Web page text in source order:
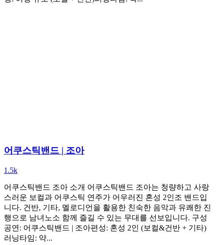
어쿠스틱밴드 | 조아
1.5k
어쿠스틱밴드 조아 소개 어쿠스틱밴드 조아는 청량하고 사랑
스러운 보컬과 어쿠스틱 연주가 어우러진 혼성 2인조 밴드입
니다. 건반, 기타, 멜로디언을 활용한 친숙한 음악과 유쾌한 진
행으로 남녀노소 함께 즐길 수 있는 무대를 선보입니다. 구성
공연: 어쿠스틱밴드 | 조아편성: 혼성 2인 (보컬&건반 + 기타)
러닝타임: 약...